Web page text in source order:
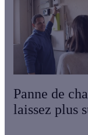
Panne de
laissez plus